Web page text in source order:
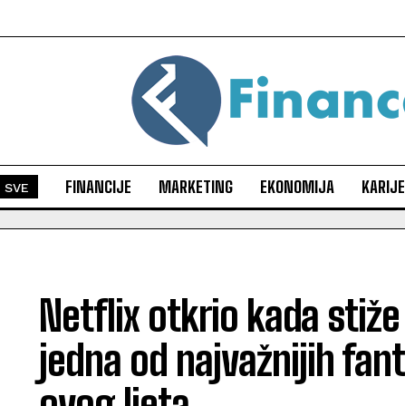
SVE FINANCIJE MARKETING EKONOMIJA
Netflix otkrio kada
jedna od najvažnijih